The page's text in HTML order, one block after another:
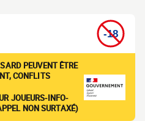
PEUVENT ÊTRE
CONFLITS
JOUEURS-INFO-
NON SURTAXÉ)